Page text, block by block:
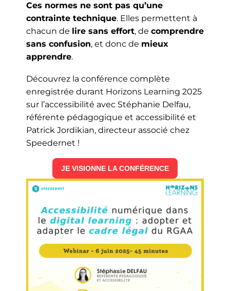
Ces normes ne sont pas qu’une
contrainte technique. Elles permettent à
chacun de lire sans effort, de comprendre
sans confusion, et donc de mieux
apprendre.
Découvrez la conférence complète
enregistrée durant Horizons Learning 2025
sur l’accessibilité avec Stéphanie Delfau,
référente pédagogique et accessibilité et
Patrick Jordikian, directeur associé chez
Speedernet !
JE VISIONNE LA CONFÉRENCE